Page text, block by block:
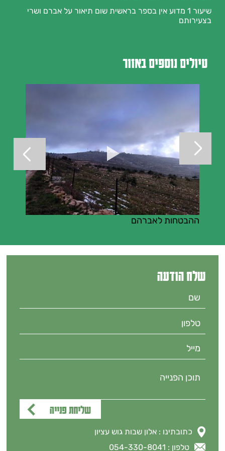
שיעור 1 מדוע אין בספר בראשית שום תיאור על אברם ושרי
בצעירותם
טיולים נוספים באזור
ההבטחות לאברהם
שלח הודעה
כתובתינו : אלון שבות גוש עציון
טלפון : 054-330-8041